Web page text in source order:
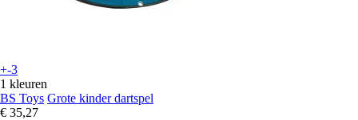
+-3
1 kleuren
BS Toys Grote kinder dartspel
€ 35,27